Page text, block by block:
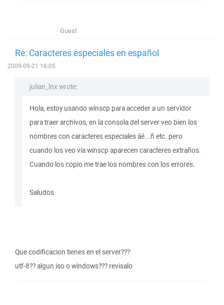
Guest
Re: Caracteres especiales en español
2009-09-21 16:05
julian_lnx wrote:
Hola, estoy usando winscp para acceder a un servidor
para traer archivos, en la consola del server veo bien los
nombres con caracteres especiales áé...ñ etc. pero
cuando los veo via winscp aparecen caracteres extraños.
Cuando los copio me trae los nombres con los errores.
Saludos
Que codificacion tienes en el server???
utf-8?? algun iso o windows??? revisalo